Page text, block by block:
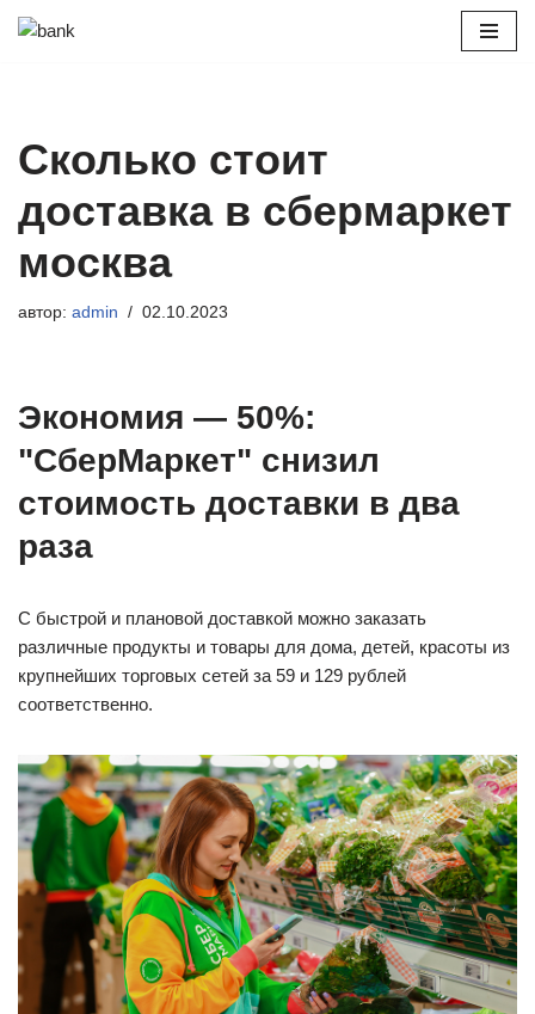
Сколько стоит
доставка в сбермаркет
москва
автор: admin 02.10.2023
Экономия — 50%:
"СберМаркет" снизил
стоимость доставки в два
раза
С быстрой и плановой доставкой можно заказать
различные продукты и товары для дома, детей, красоты из
крупнейших торговых сетей за 59 и 129 рублей
соответственно.